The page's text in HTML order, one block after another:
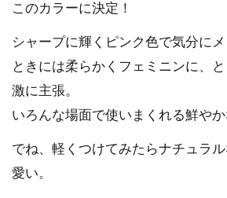
このカラーに決定！
シャープに輝くピンク色で気分にメ
ときには柔らかくフェミニンに、
激に主張。
いろんな場面で使いまくれる鮮やか
でね、軽くつけてみたらナチュラ
愛い。